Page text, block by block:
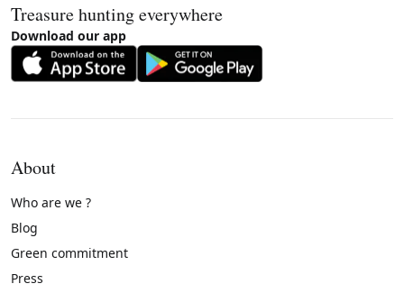
Treasure hunting everywhere
Download our app
About
Who are we ?
Blog
Green commitment
Press